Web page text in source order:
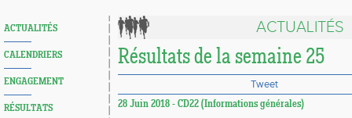
ACTUALITÉS
CALENDRIERS
ENGAGEMENT
RÉSULTATS
ACTUALITÉS
Résultats de la semaine 25
Tweet
28 Juin 2018 - CD22 (Informations générales)